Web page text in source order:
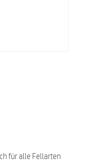
für alle Fellarten